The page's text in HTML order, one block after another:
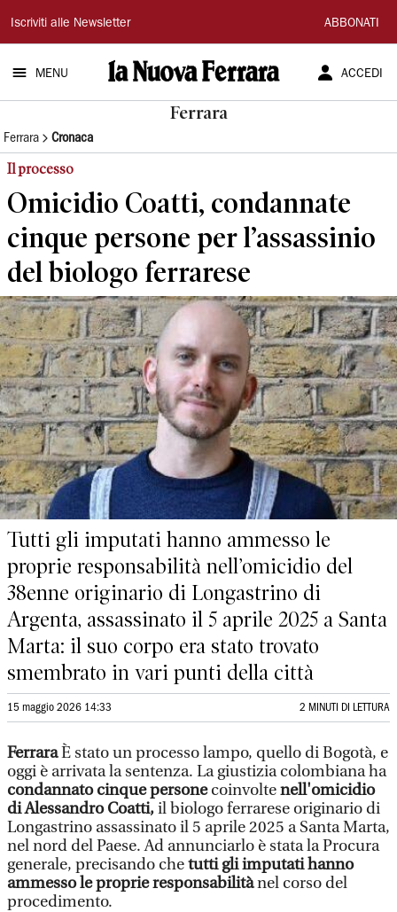
La
Nuova
Ferrara
Iscriviti alle Newsletter ABBONATI
MENU ACCEDI
Ferrara
Ferrara Cronaca
Il processo
Omicidio Coatti, condannate
cinque persone per l’assassinio
del biologo ferrarese
Tutti gli imputati hanno ammesso le
proprie responsabilità nell’omicidio del
38enne originario di Longastrino di
Argenta, assassinato il 5 aprile 2025 a Santa
Marta: il suo corpo era stato trovato
smembrato in vari punti della città
15 maggio 2026 14:33 2 MINUTI DI LETTURA
FerraraÈ stato un processo lampo, quello di Bogotà, e
oggi è arrivata la sentenza. La giustizia colombiana ha
condannato cinque personecoinvoltenell'omicidio
di Alessandro Coatti,il biologo ferrarese originario di
Longastrino assassinato il 5 aprile 2025 a Santa Marta,
nel nord del Paese. Ad annunciarlo è stata la Procura
generale, precisando chetutti gli imputati hanno
ammesso le proprie responsabilitànel corso del
procedimento.